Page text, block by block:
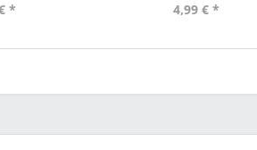
* 4,99 € *